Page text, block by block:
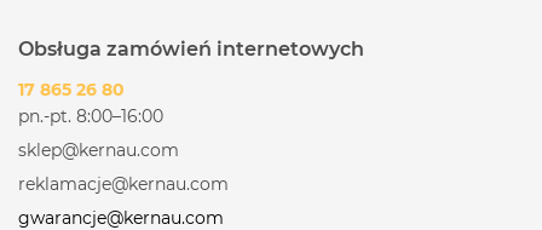
Obsługa zamówień internetowych
17 865 26 80
pn.-pt. 8:00–16:00
sklep@kernau.com
reklamacje@kernau.com
gwarancje@kernau.com